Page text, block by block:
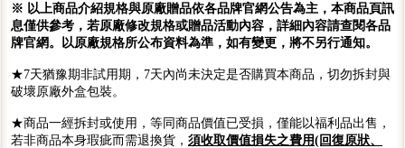
※ 以上商品介紹規格與原廠贈品依各品牌官網公告為主，本商品頁訊
息僅供參考，若原廠修改規格或贈品活動內容，詳細內容請查閱各品
牌官網。以原廠規格所公布資料為準，如有變更，將不另行通知。
★7天猶豫期非試用期，7天內尚未決定是否購買本商品，切勿拆封與
破壞原廠外盒包裝。
★商品一經拆封或使用，等同商品價值已受損，僅能以福利品出售，
若非商品本身瑕疵而需退換貨， 須收取價值損失之費用(回復原狀、